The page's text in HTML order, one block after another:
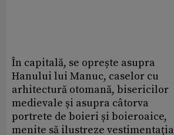
În capitală, se oprește asupra
Hanului lui Manuc, caselor cu
arhitectură otomană, bisericilor
medievale și asupra câtorva
portrete de boieri și boieroaice,
menite să ilustreze vestimentația